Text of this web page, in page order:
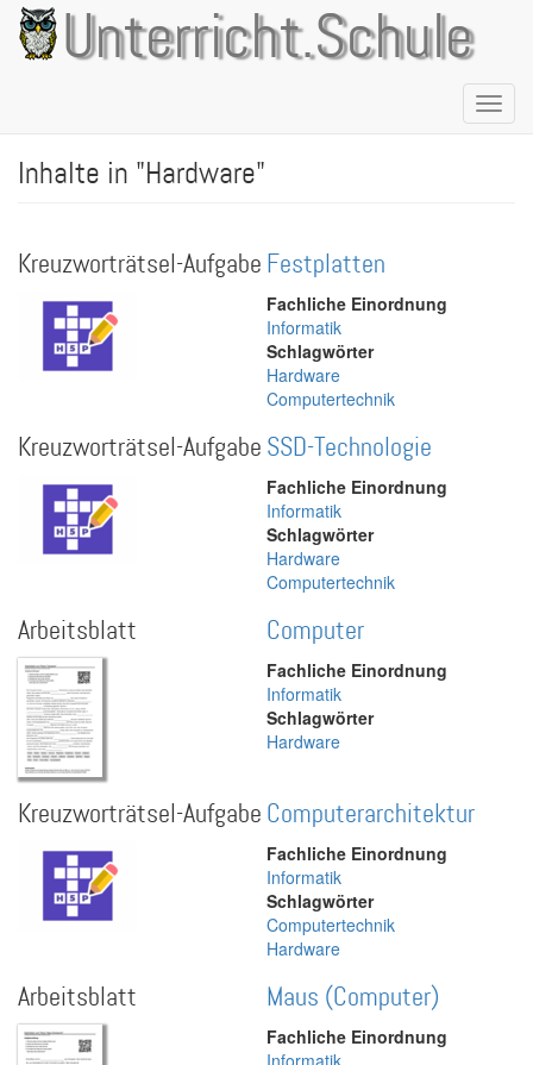
Direkt
zum
Inhalt
Unterricht.Schule
Inhalte in "Hardware"
Kreuzworträtsel-Aufgabe Festplatten
Fachliche Einordnung
Informatik
Schlagwörter
Hardware
Computertechnik
Kreuzworträtsel-Aufgabe SSD-Technologie
Fachliche Einordnung
Informatik
Schlagwörter
Hardware
Computertechnik
Arbeitsblatt Computer
Fachliche Einordnung
Informatik
Schlagwörter
Hardware
Kreuzworträtsel-Aufgabe Computerarchitektur
Fachliche Einordnung
Informatik
Schlagwörter
Computertechnik
Hardware
Arbeitsblatt Maus (Computer)
Fachliche Einordnung
Informatik